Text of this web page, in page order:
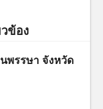
ข้อง
พรรษา จังหวัด